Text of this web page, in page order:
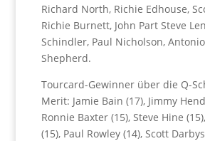
Richard North, Richie Edhouse,
Richie Burnett, John Part Steve
Schindler, Paul Nicholson,
Shepherd.
Tourcard-Gewinner über die Q-
Merit: Jamie Bain (17), Jimmy
Ronnie Baxter (15), Steve Hine
(15), Paul Rowley (14), Scott